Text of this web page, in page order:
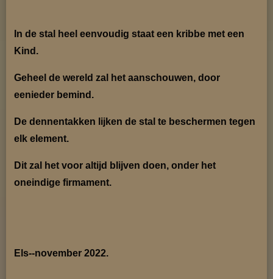
In de stal heel eenvoudig staat een kribbe met een
Kind.
Geheel de wereld zal het aanschouwen, door
eenieder bemind.
De dennentakken lijken de stal te beschermen tegen
elk element.
Dit zal het voor altijd blijven doen, onder het
oneindige firmament.
Els--november 2022.